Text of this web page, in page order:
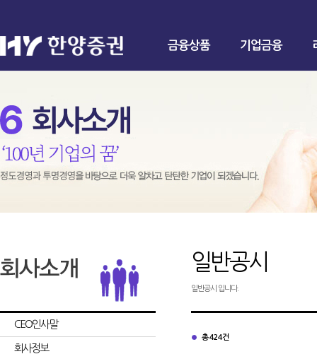
금융상품 기업금융
CEO인사말
회사정보
일반공시
일반공시 입니다.
총 424건